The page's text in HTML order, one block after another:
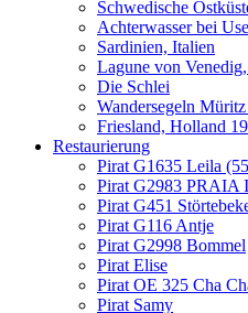
Schwedische
Achterwasser bei
Sardinien, Italien
Lagune von
Die Schlei
Wandersegeln
Friesland, Holland
Restaurierung
Pirat G1635 Leila
Pirat G2983 PRAIA
Pirat G451
Pirat G116 Antje
Pirat G2998 Bommel
Pirat Elise
Pirat OE 325 Cha
Pirat Samy